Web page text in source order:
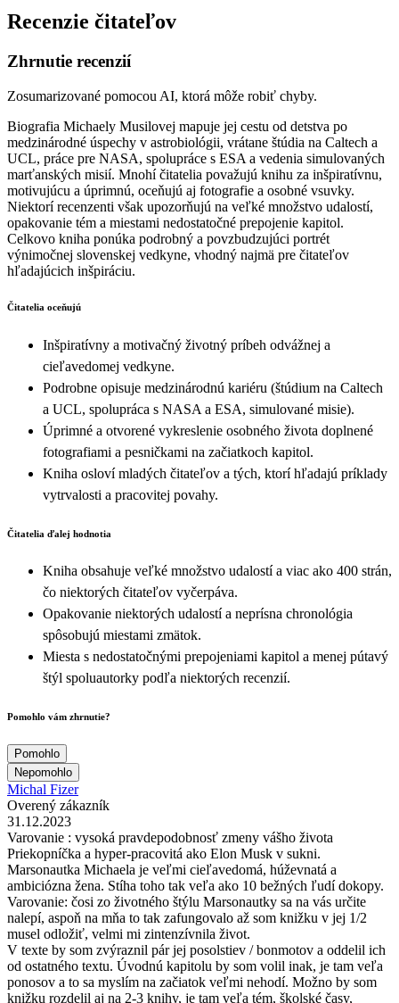
Recenzie čitateľov
Zhrnutie recenzií
Zosumarizované pomocou AI, ktorá môže robiť chyby.
Biografia Michaely Musilovej mapuje jej cestu od detstva po
medzinárodné úspechy v astrobiológii, vrátane štúdia na Caltech a
UCL, práce pre NASA, spolupráce s ESA a vedenia simulovaných
marťanských misií. Mnohí čitatelia považujú knihu za inšpiratívnu,
motivujúcu a úprimnú, oceňujú aj fotografie a osobné vsuvky.
Niektorí recenzenti však upozorňujú na veľké množstvo udalostí,
opakovanie tém a miestami nedostatočné prepojenie kapitol.
Celkovo kniha ponúka podrobný a povzbudzujúci portrét
výnimočnej slovenskej vedkyne, vhodný najmä pre čitateľov
hľadajúcich inšpiráciu.
Čitatelia oceňujú
Inšpiratívny a motivačný životný príbeh odvážnej a
cieľavedomej vedkyne.
Podrobne opisuje medzinárodnú kariéru (štúdium na Caltech
a UCL, spolupráca s NASA a ESA, simulované misie).
Úprimné a otvorené vykreslenie osobného života doplnené
fotografiami a pesničkami na začiatkoch kapitol.
Kniha osloví mladých čitateľov a tých, ktorí hľadajú príklady
vytrvalosti a pracovitej povahy.
Čitatelia ďalej hodnotia
Kniha obsahuje veľké množstvo udalostí a viac ako 400 strán,
čo niektorých čitateľov vyčerpáva.
Opakovanie niektorých udalostí a neprísna chronológia
spôsobujú miestami zmätok.
Miesta s nedostatočnými prepojeniami kapitol a menej pútavý
štýl spoluautorky podľa niektorých recenzií.
Pomohlo vám zhrnutie?
Pomohlo
Nepomohlo
Michal Fizer
Overený zákazník
31.12.2023
Varovanie : vysoká pravdepodobnosť zmeny vášho života
Priekopníčka a hyper-pracovitá ako Elon Musk v sukni.
Marsonautka Michaela je veľmi cieľavedomá, húževnatá a
ambiciózna žena. Stíha toho tak veľa ako 10 bežných ľudí dokopy.
Varovanie: čosi zo životného štýlu Marsonautky sa na vás určite
nalepí, aspoň na mňa to tak zafungovalo až som knižku v jej 1/2
musel odložiť, velmi mi zintenzívnila život.
V texte by som zvýraznil pár jej posolstiev / bonmotov a oddelil ich
od ostatného textu. Úvodnú kapitolu by som volil inak, je tam veľa
ponosov a to sa myslím na začiatok veľmi nehodí. Možno by som
knižku rozdelil aj na 2-3 knihy, je tam veľa tém, školské časy,